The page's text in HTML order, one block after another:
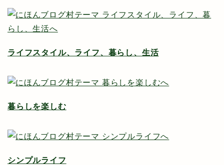
ライフスタイル、ライフ、暮らし、生活
暮らしを楽しむ
シンプルライフ